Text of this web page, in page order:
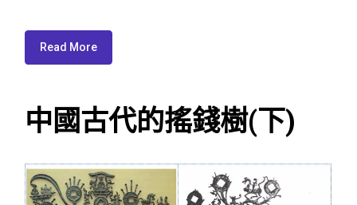
Read More
中國古代的搖錢樹(下)